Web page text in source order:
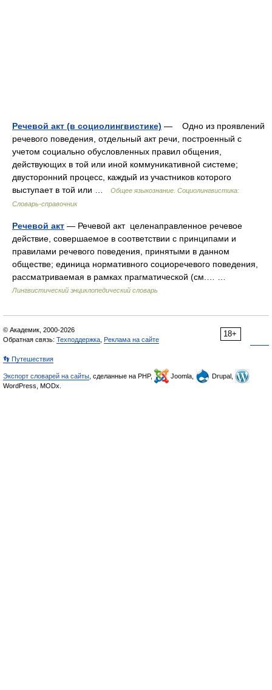
Речевой акт (в социолингвистике) — Одно из проявлений
речевого поведения, отдельный акт речи, построенный с
учетом социально обусловленных правил общения,
действующих в той или иной коммуникативной системе;
двусторонний процесс, каждый из участников которого
выступает в той или …
Общее языкознание. Социолингвистика:
Словарь-справочник
Речевой акт — Речевой акт целенаправленное речевое
действие, совершаемое в соответствии с принципами и
правилами речевого поведения, принятыми в данном
обществе; единица нормативного социоречевого поведения,
рассматриваемая в рамках прагматической (см.… …
Лингвистический энциклопедический словарь
18+
© Академик, 2000-2026
Обратная связь: Техподдержка Реклама на сайте
👣 Путешествия
Экспорт словарей на сайты , сделанные на PHP, Joomla,
Drupal,
WordPress, MODx.